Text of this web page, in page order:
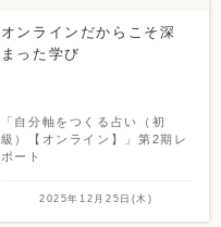
オンラインだからこそ深
まった学び
「自分軸をつくる占い（初
級）【オンライン】」第2期レ
ポート
2025年12月25日(木)